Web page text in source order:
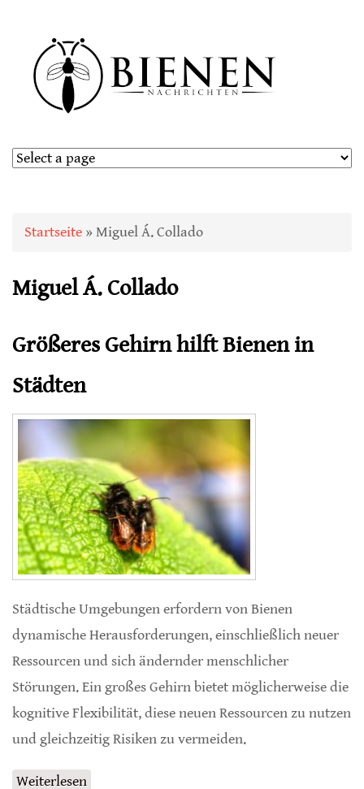
Sie sind hier
Startseite » Miguel Á. Collado
Miguel Á. Collado
Größeres Gehirn hilft Bienen in
Städten
Städtische Umgebungen erfordern von Bienen
dynamische Herausforderungen, einschließlich neuer
Ressourcen und sich ändernder menschlicher
Störungen. Ein großes Gehirn bietet möglicherweise die
kognitive Flexibilität, diese neuen Ressourcen zu nutzen
und gleichzeitig Risiken zu vermeiden.
Weiterlesen